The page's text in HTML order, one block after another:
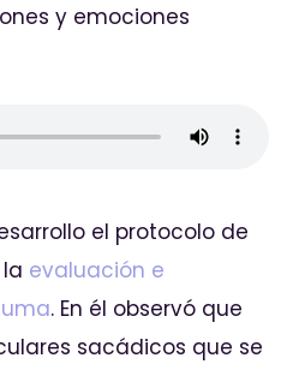
y emociones
el protocolo de
evaluación e
. En él observó que
sacádicos que se